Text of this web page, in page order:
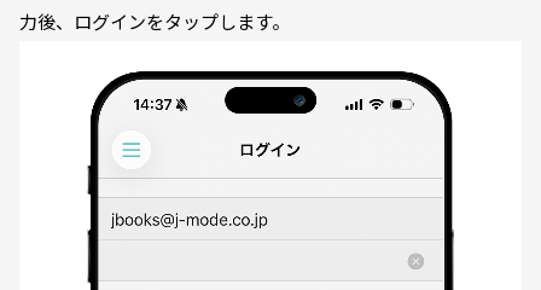
力後、ログインをタップします。